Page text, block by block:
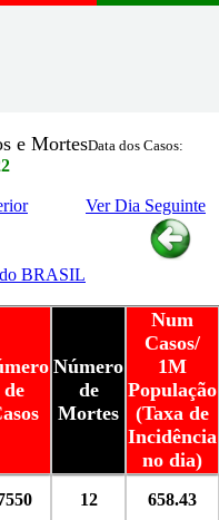
e MortesData dos Casos:
Ver Dia Seguinte
BRASIL
de
Número
de
Mortes
Num
Casos/
1M
População
(Taxa de
Incidência
no dia)
12 658.43